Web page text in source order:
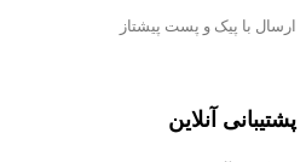
ارسال با پیک و پست پیشتاز
پشتیبانی آنلاین